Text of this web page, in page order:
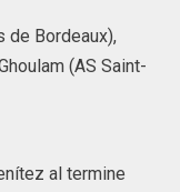
de Bordeaux),
(AS Saint-
al termine